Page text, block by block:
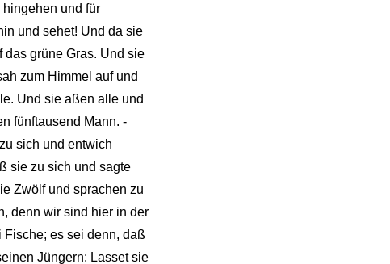
und für
und sehet! Und da sie
grüne Gras. Und sie
zum Himmel auf und
Und sie aßen alle und
fünftausend Mann. -
sich und entwich
sie zu sich und sagte
Zwölf und sprachen zu
denn wir sind hier in der
Fische; es sei denn, daß
Jüngern: Lasset sie